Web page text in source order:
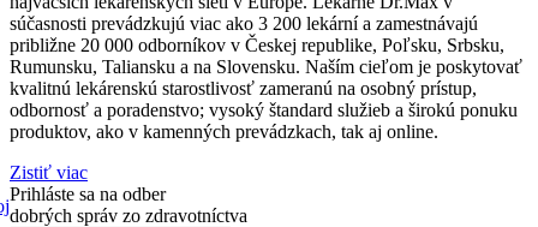
súčasnosti prevádzkujú viac ako 3 200 lekární a zamestnávajú
približne 20 000 odborníkov v Českej republike, Poľsku, Srbsku,
Rumunsku, Taliansku a na Slovensku. Naším cieľom je poskytovať
kvalitnú lekárenskú starostlivosť zameranú na osobný prístup,
odbornosť a poradenstvo; vysoký štandard služieb a širokú ponuku
produktov, ako v kamenných prevádzkach, tak aj online.
Zistiť viac
Prihláste sa na odber
dobrých správ zo zdravotníctva